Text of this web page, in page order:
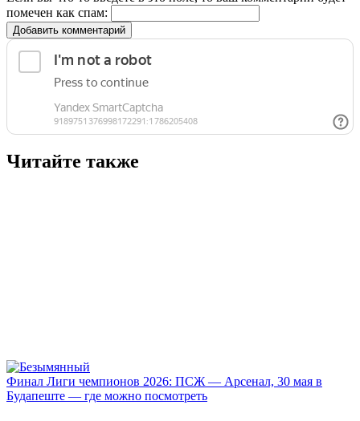
помечен как спам:
Добавить комментарий
Читайте также
Финал Лиги чемпионов 2026: ПСЖ — Арсенал, 30 мая в
Будапеште — где можно посмотреть